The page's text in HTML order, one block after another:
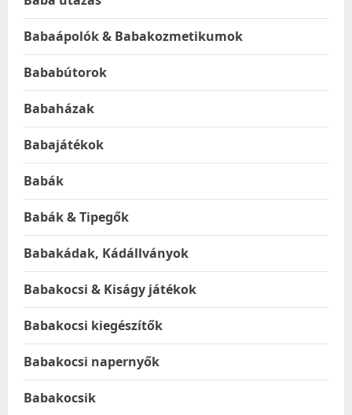
Babaápolók & Babakozmetikumok
Bababútorok
Babaházak
Babajátékok
Babák
Babák & Tipegők
Babakádak, Kádállványok
Babakocsi & Kiságy játékok
Babakocsi kiegészítők
Babakocsi napernyők
Babakocsik